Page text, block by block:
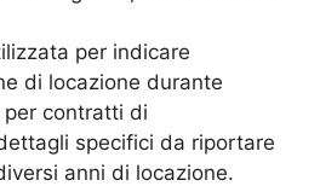
per indicare
di locazione durante
contratti di
specifici da riportare
anni di locazione.